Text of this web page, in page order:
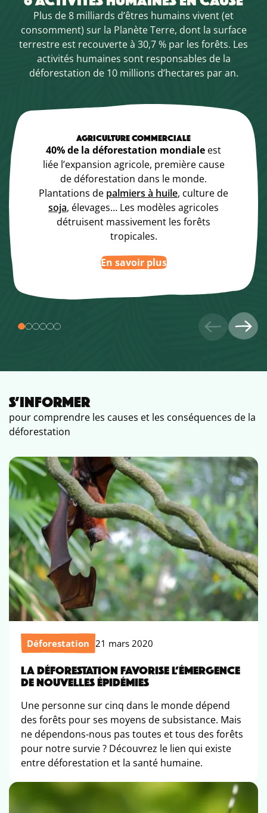
Plus de 8 milliards d’êtres humains vivent (et
consomment) sur la Planète Terre, dont la surface
terrestre est recouverte à 30,7 % par les forêts. Les
activités humaines sont responsables de la
déforestation de 10 millions d’hectares par an.
AGRICULTURE COMMERCIALE
40% de la déforestation mondiale est
liée l’expansion agricole, première cause
de déforestation dans le monde.
Plantations de palmiers à huile, culture de
soja, élevages… Les modèles agricoles
détruisent massivement les forêts
tropicales.
En savoir plus
S’INFORMER
pour comprendre les causes et les conséquences de la
déforestation
Déforestation 21 mars 2020
LA DÉFORESTATION FAVORISE L’ÉMERGENCE
DE NOUVELLES ÉPIDÉMIES
Une personne sur cinq dans le monde dépend
des forêts pour ses moyens de subsistance. Mais
ne dépendons-nous pas toutes et tous des forêts
pour notre survie ? Découvrez le lien qui existe
entre déforestation et la santé humaine.